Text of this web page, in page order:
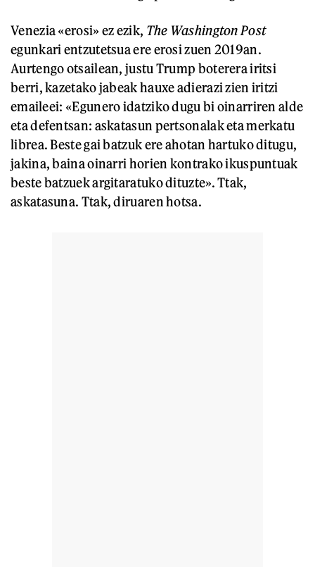
Venezia «erosi» ez ezik, The Washington Post
egunkari entzutetsua ere erosi zuen 2019an.
Aurtengo otsailean, justu Trump boterera iritsi
berri, kazetako jabeak hauxe adierazi zien iritzi
emaileei: «Egunero idatziko dugu bi oinarriren alde
eta defentsan: askatasun pertsonalak eta merkatu
librea. Beste gai batzuk ere ahotan hartuko ditugu,
jakina, baina oinarri horien kontrako ikuspuntuak
beste batzuek argitaratuko dituzte». Ttak,
askatasuna. Ttak, diruaren hotsa.